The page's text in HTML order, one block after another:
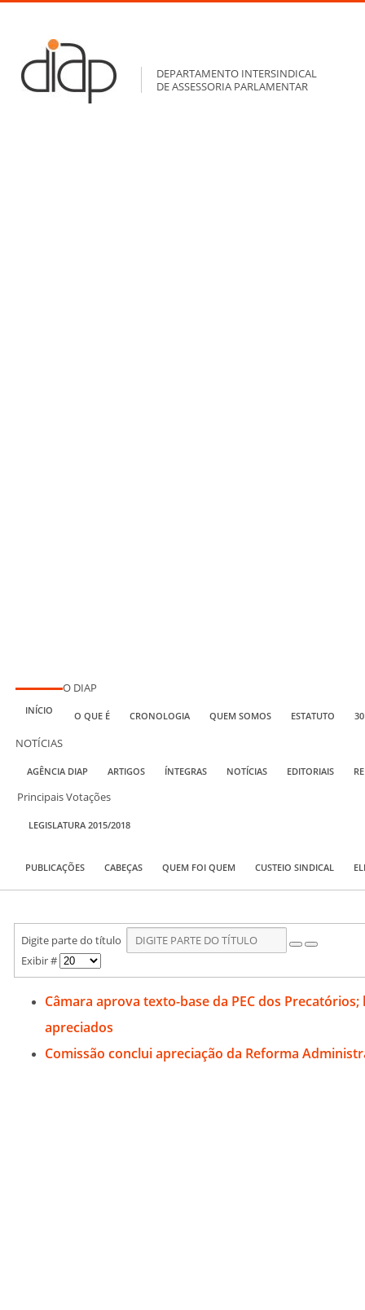
DEPARTAMENTO INTERSINDICAL
DE ASSESSORIA PARLAMENTAR
INÍCIO
O DIAP
O QUE É CRONOLOGIA QUEM SOMOS ESTATUTO
NOTÍCIAS
AGÊNCIA DIAP ARTIGOS ÍNTEGRAS NOTÍCIAS EDITORIAIS
Principais Votações
LEGISLATURA 2015/2018
PUBLICAÇÕES CABEÇAS QUEM FOI QUEM CUSTEIO SINDICAL
Digite parte do título
Exibir #
Câmara aprova texto-base da PEC dos
apreciados
Comissão conclui apreciação da Reforma